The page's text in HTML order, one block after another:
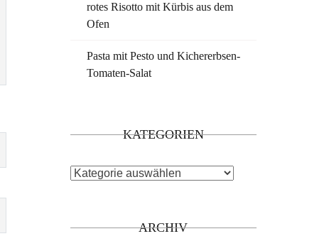
rotes Risotto mit Kürbis aus dem
Ofen
Pasta mit Pesto und Kichererbsen-
Tomaten-Salat
KATEGORIEN
Kategorien
ARCHIV